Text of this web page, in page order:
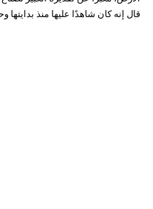
قال إنه كان شاهدًا عليها منذ